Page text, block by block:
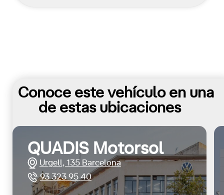
Conoce este vehículo en una
de estas ubicaciones
QUADIS Motorsol
Urgell, 135 Barcelona
93 323 95 40